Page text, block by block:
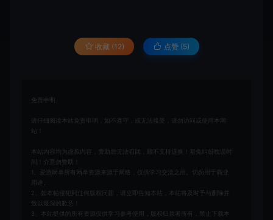
收藏 (12) 点赞 (5)
免责申明
请仔细阅读本站免责申明，如不遵守，或无法接受，请勿访问或使用本网
站！
本站内容均为虚拟内容，赞助后无法召回，顾不支持退换！避免纠纷耽误时
间！介意勿赞助！
1、爱游网单所有网单资源来源于网络，仅供学习交流之用。切勿用于商业
用途。
2、如本帖侵犯到任何版权问题，请立即告知本站，本站将及时予与删除并
致以最深的歉意！
3、本站提供的所有资源仅供学习参考使用，版权归原著所有，禁止下载本